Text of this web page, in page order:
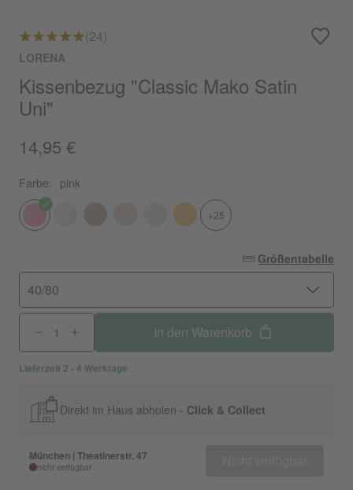
(24)
LORENA
Kissenbezug "Classic Mako Satin
Uni"
14,95 €
Farbe: pink
+25
Größentabelle
40/80
In den Warenkorb
Lieferzeit 2 - 4 Werktage
Direkt im Haus abholen - Click & Collect
München | Theatinerstr. 47
nicht verfügbar